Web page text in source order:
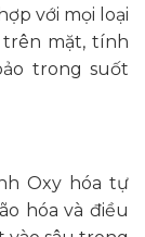
với mọi loại
mặt, tính
trong suốt
Oxy hóa tự
hóa và điều